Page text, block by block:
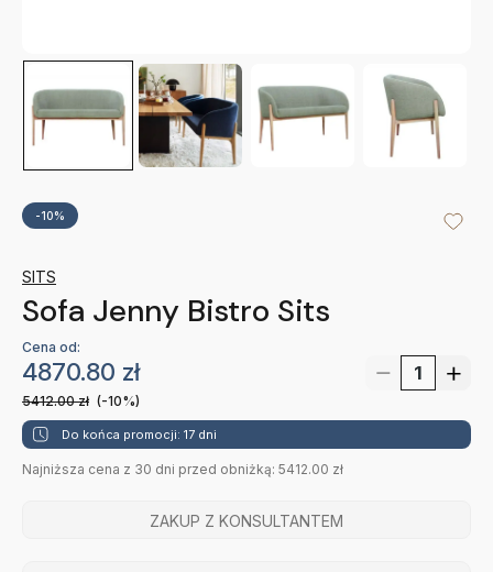
-10%
SITS
Sofa Jenny Bistro Sits
Cena od:
4870.80 zł
5412.00zł (-10%)
Do końca promocji: 17 dni
Najniższa cena z 30 dni przed obniżką: 5412.00 zł
ZAKUP Z KONSULTANTEM